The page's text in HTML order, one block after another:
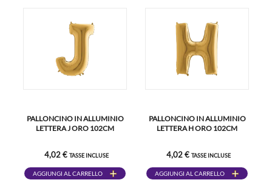
PALLONCINO IN ALLUMINIO
LETTERA J ORO 102CM
4,02 € TASSE INCLUSE
AGGIUNGI AL CARRELLO
PALLONCINO IN ALLUMINIO
LETTERA H ORO 102CM
4,02 € TASSE INCLUSE
AGGIUNGI AL CARRELLO